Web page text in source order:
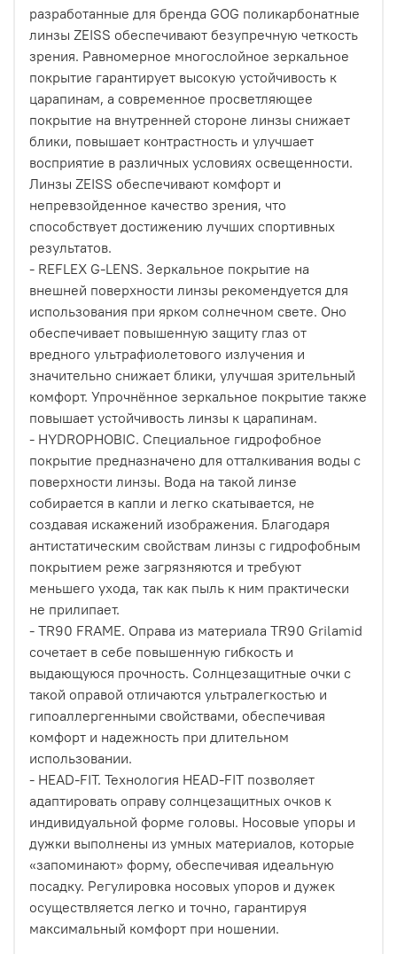
разработанные для бренда GOG поликарбонатные
линзы ZEISS обеспечивают безупречную четкость
зрения. Равномерное многослойное зеркальное
покрытие гарантирует высокую устойчивость к
царапинам, а современное просветляющее
покрытие на внутренней стороне линзы снижает
блики, повышает контрастность и улучшает
восприятие в различных условиях освещенности.
Линзы ZEISS обеспечивают комфорт и
непревзойденное качество зрения, что
способствует достижению лучших спортивных
результатов.
- REFLEX G-LENS. Зеркальное покрытие на
внешней поверхности линзы рекомендуется для
использования при ярком солнечном свете. Оно
обеспечивает повышенную защиту глаз от
вредного ультрафиолетового излучения и
значительно снижает блики, улучшая зрительный
комфорт. Упрочнённое зеркальное покрытие также
повышает устойчивость линзы к царапинам.
- HYDROPHOBIC. Специальное гидрофобное
покрытие предназначено для отталкивания воды с
поверхности линзы. Вода на такой линзе
собирается в капли и легко скатывается, не
создавая искажений изображения. Благодаря
антистатическим свойствам линзы с гидрофобным
покрытием реже загрязняются и требуют
меньшего ухода, так как пыль к ним практически
не прилипает.
- TR90 FRAME. Оправа из материала TR90 Grilamid
сочетает в себе повышенную гибкость и
выдающуюся прочность. Солнцезащитные очки с
такой оправой отличаются ультралегкостью и
гипоаллергенными свойствами, обеспечивая
комфорт и надежность при длительном
использовании.
- HEAD-FIT. Технология HEAD-FIT позволяет
адаптировать оправу солнцезащитных очков к
индивидуальной форме головы. Носовые упоры и
дужки выполнены из умных материалов, которые
«запоминают» форму, обеспечивая идеальную
посадку. Регулировка носовых упоров и дужек
осуществляется легко и точно, гарантируя
максимальный комфорт при ношении.